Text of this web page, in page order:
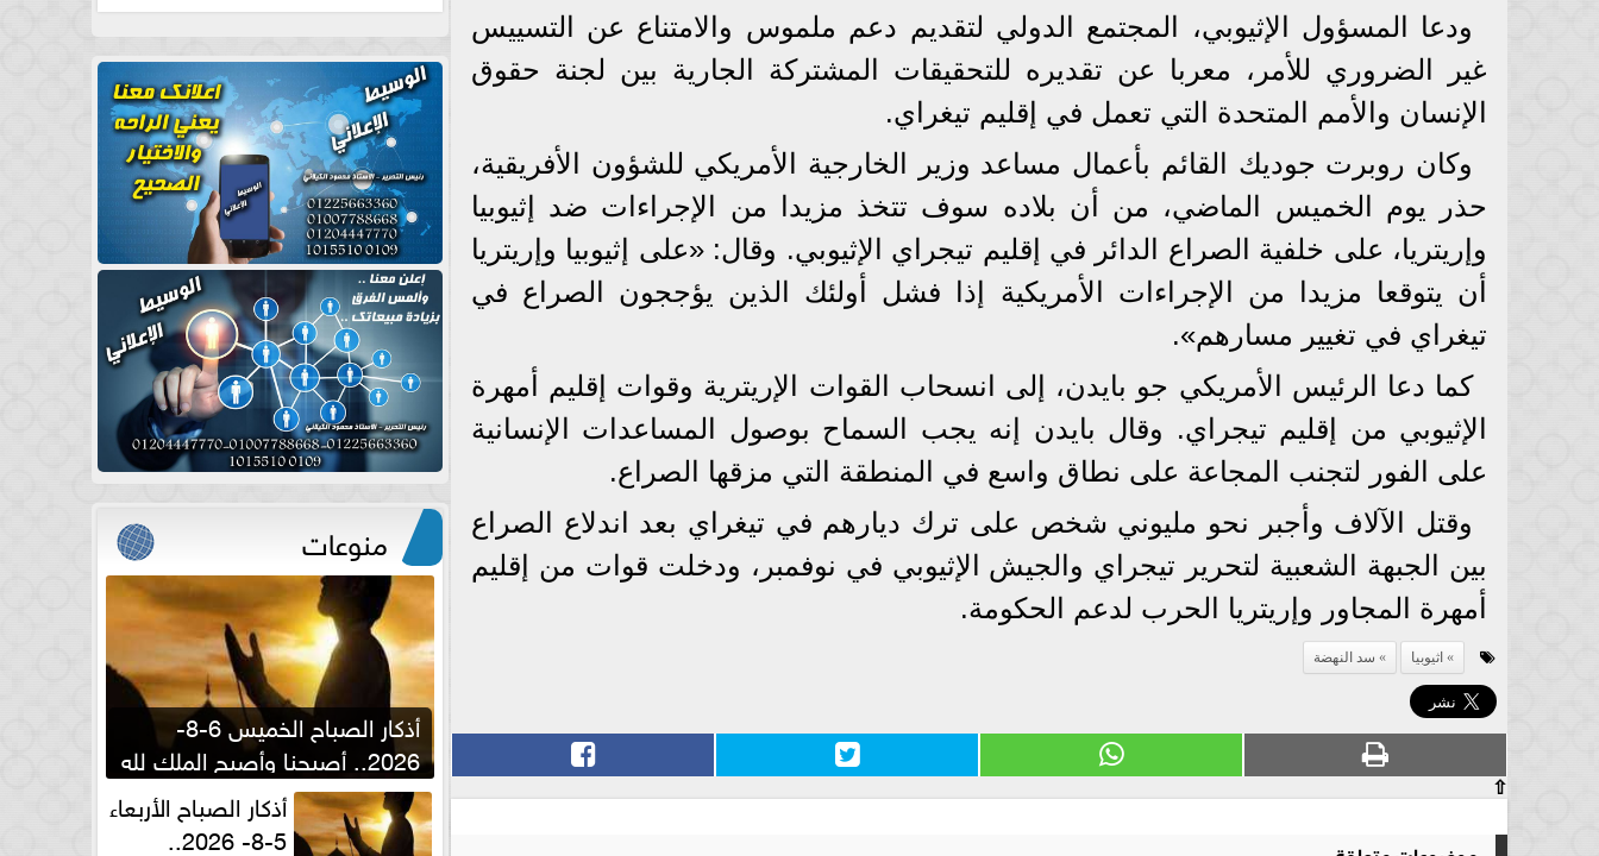
ودعا المسؤول الإثيوبي، المجتمع الدولي لتقديم دعم ملموس والامتناع عن التسييس
غير الضروري للأمر، معربا عن تقديره للتحقيقات المشتركة الجارية بين لجنة حقوق
الإنسان والأمم المتحدة التي تعمل في إقليم تيغراي.
وكان روبرت جوديك القائم بأعمال مساعد وزير الخارجية الأمريكي للشؤون الأفريقية،
حذر يوم الخميس الماضي، من أن بلاده سوف تتخذ مزيدا من الإجراءات ضد إثيوبيا
وإريتريا، على خلفية الصراع الدائر في إقليم تيجراي الإثيوبي. وقال: «على إثيوبيا وإريتريا
أن يتوقعا مزيدا من الإجراءات الأمريكية إذا فشل أولئك الذين يؤججون الصراع في
تيغراي في تغيير مسارهم».
كما دعا الرئيس الأمريكي جو بايدن، إلى انسحاب القوات الإريترية وقوات إقليم أمهرة
الإثيوبي من إقليم تيجراي. وقال بايدن إنه يجب السماح بوصول المساعدات الإنسانية
على الفور لتجنب المجاعة على نطاق واسع في المنطقة التي مزقها الصراع.
وقتل الآلاف وأجبر نحو مليوني شخص على ترك ديارهم في تيغراي بعد اندلاع الصراع
بين الجبهة الشعبية لتحرير تيجراي والجيش الإثيوبي في نوفمبر، ودخلت قوات من إقليم
أمهرة المجاور وإريتريا الحرب لدعم الحكومة.
اثيوبيا سد النهضة
⇧
للتجارة العالمية بقلم د...
منوعات
أذكار الصباح الخميس 6-8-
2026.. أصبحنا وأصبح الملك لله
والحمد لله
أذكار الصباح الأربعاء
5-8- 2026..